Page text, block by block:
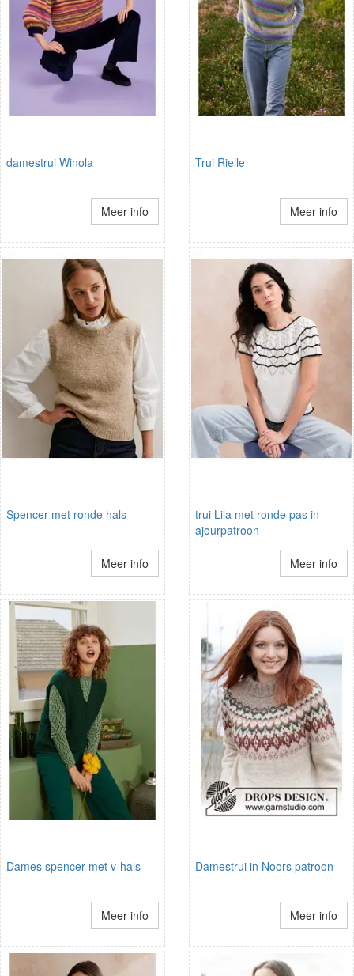
damestrui Winola
Meer info
Trui Rielle
Meer info
Spencer met ronde hals
Meer info
trui Lila met ronde pas in
ajourpatroon
Meer info
Dames spencer met v-hals
Meer info
Damestrui in Noors patroon
Meer info